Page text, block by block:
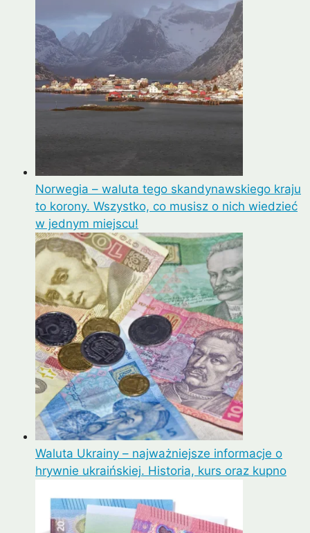
Norwegia – waluta tego skandynawskiego kraju
to korony. Wszystko, co musisz o nich wiedzieć
w jednym miejscu!
Waluta Ukrainy – najważniejsze informacje o
hrywnie ukraińskiej. Historia, kurs oraz kupno